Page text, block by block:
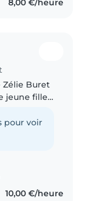
8,00 €/heure
Buret
jeune fille
J'adore
des
pour voir
10,00 €/heure